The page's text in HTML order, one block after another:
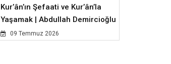
Kur’ân’ın Şefaati ve Kur’ân’la
Yaşamak | Abdullah Demircioğlu
09 Temmuz 2026